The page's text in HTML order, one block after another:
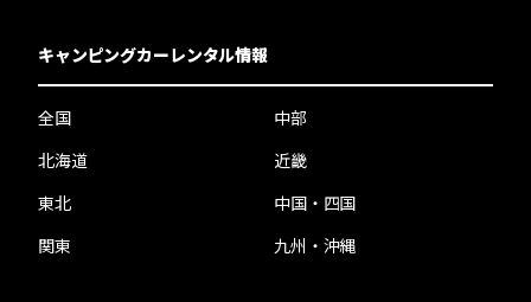
キャンピングカーレンタル情報
全国
北海道
東北
関東
中部
近畿
中国・四国
九州・沖縄